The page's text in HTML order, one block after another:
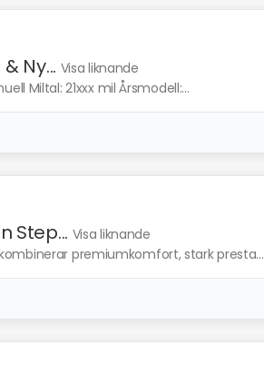
Ny... Visa liknande
Miltal: 21xxx mil Årsmodell:...
Step... Visa liknande
premiumkomfort, stark presta...